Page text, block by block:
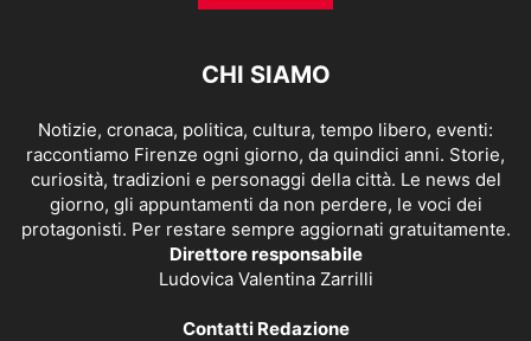
CHI SIAMO
Notizie, cronaca, politica, cultura, tempo libero, eventi:
raccontiamo Firenze ogni giorno, da quindici anni. Storie,
curiosità, tradizioni e personaggi della città. Le news del
giorno, gli appuntamenti da non perdere, le voci dei
protagonisti. Per restare sempre aggiornati gratuitamente.
Direttore responsabile
Ludovica Valentina Zarrilli
Contatti Redazione